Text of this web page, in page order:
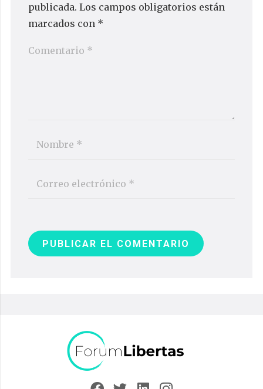
publicada. Los campos obligatorios están
marcados con *
PUBLICAR EL COMENTARIO